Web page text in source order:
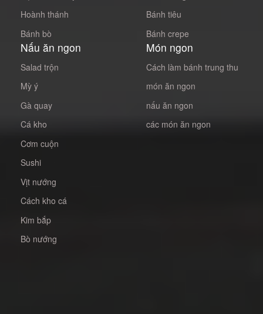
Hoành thánh
Bánh bò
Bánh tiêu
Bánh crepe
Nấu ăn ngon
Salad trộn
Mỳ ý
Gà quay
Cá kho
Cơm cuộn
Sushi
Vịt nướng
Cách kho cá
Kim bắp
Bò nướng
Món ngon
Cách làm bánh trung thu
món ăn ngon
nấu ăn ngon
các món ăn ngon